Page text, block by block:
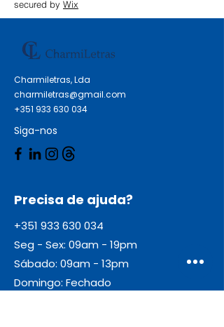
secured by Wix
Charmiletras, Lda
charmiletras@gmail.com
+351 933 630 034
Siga-nos
Precisa de ajuda?
+351 933 630 034
Seg - Sex: 09am - 19pm
Sábado: 09am - 13pm
Domingo: Fechado